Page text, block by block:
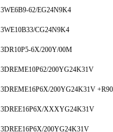
3WE6B9-62/EG24N9K4
3WE10B33/CG24N9K4
3DR10P5-6X/200Y/00M
3DREME10P62/200YG24K31V
3DREME16P6X/200YG24K31V
3DREE16P6X/XXXYG24K31V
3DREE16P6X/200YG24K31V